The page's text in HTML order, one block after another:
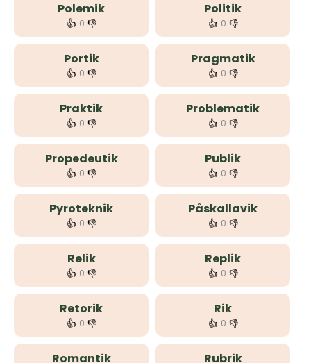
Polemik
👍 0 👎
Politik
👍 0 👎
Portik
👍 0 👎
Pragmatik
👍 0 👎
Praktik
👍 0 👎
Problematik
👍 0 👎
Propedeutik
👍 0 👎
Publik
👍 0 👎
Pyroteknik
👍 0 👎
Påskallavik
👍 0 👎
Relik
👍 0 👎
Replik
👍 0 👎
Retorik
👍 0 👎
Rik
👍 0 👎
Romantik Rubrik